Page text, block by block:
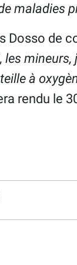
maladies
Dosso de
les mineurs,
à
rendu le